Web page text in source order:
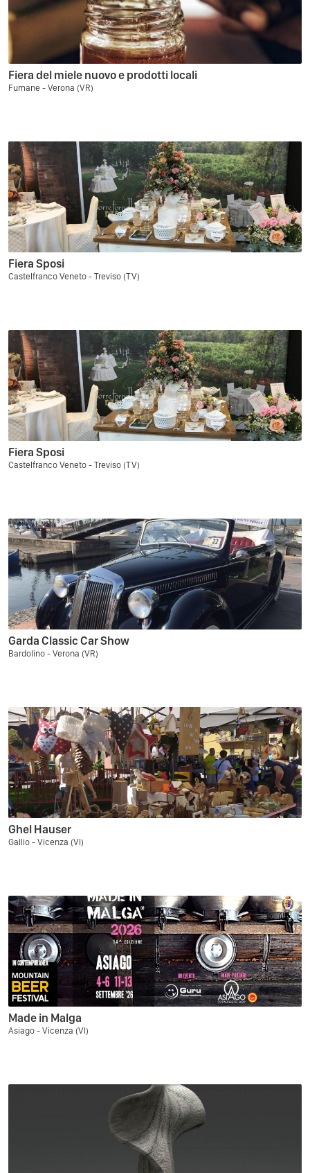
Fiera del miele nuovo e prodotti locali
Fumane - Verona (VR)
Fiera Sposi
Castelfranco Veneto - Treviso (TV)
Fiera Sposi
Castelfranco Veneto - Treviso (TV)
Garda Classic Car Show
Bardolino - Verona (VR)
Ghel Hauser
Gallio - Vicenza (VI)
Made in Malga
Asiago - Vicenza (VI)